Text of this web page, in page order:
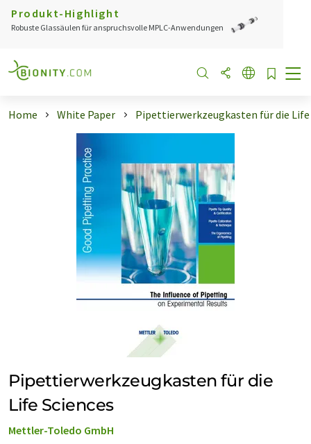
Produkt-Highlight
Robuste Glassäulen für anspruchsvolle MPLC-Anwendungen
Home White Paper Pipettierwerkzeugkasten für die Life
Pipettierwerkzeugkasten für die
Life Sciences
Mettler-Toledo GmbH